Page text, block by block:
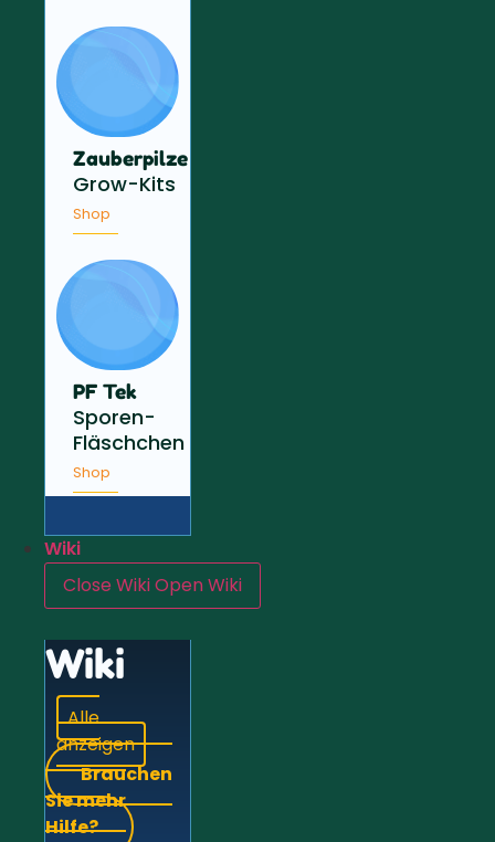
Zauberpilze
Grow-Kits
Shop
PF Tek
Sporen-
Fläschchen
Shop
Wiki
Close WikiOpen Wiki
Wiki
Alle
anzeigen
Brauchen
Sie mehr
Hilfe?